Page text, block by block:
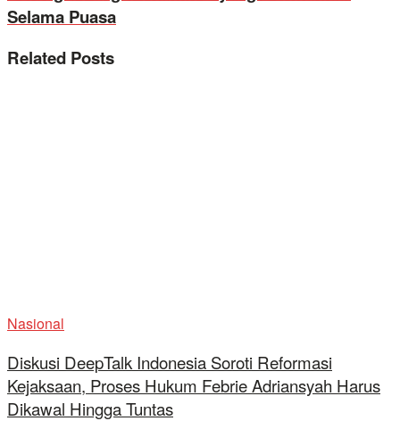
Selama Puasa
Related Posts
Nasional
Diskusi DeepTalk Indonesia Soroti Reformasi
Kejaksaan, Proses Hukum Febrie Adriansyah Harus
Dikawal Hingga Tuntas